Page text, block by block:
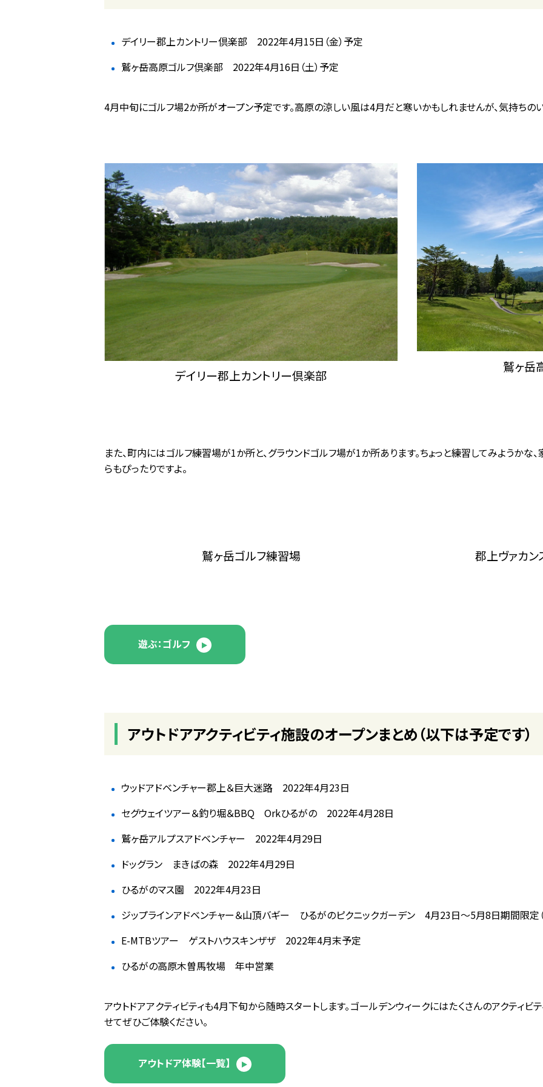
デイリー郡上カントリー倶楽部 2022年4月15日（金）予定
鷲ヶ岳高原ゴルフ倶楽部 2022年4月16日（土）予定
4月中旬にゴルフ場2か所がオープン予定です。高原の涼しい風は4月だと寒いかもしれませんが、気持ちの
デイリー郡上カントリー倶楽部
鷲ヶ岳
また、町内にはゴルフ練習場が1か所と、グラウンドゴルフ場が1か所あります。ちょっと練習してみようかな
らもぴったりですよ。
鷲ヶ岳ゴルフ練習場 郡上ヴァカン
遊ぶ：ゴルフ
アウトドアアクティビティ施設のオープンまとめ（以下は予定です）
ウッドアドベンチャー郡上＆巨大迷路 2022年4月23日
セグウェイツアー＆釣り堀＆BBQ Orkひるがの 2022年4月28日
鷲ヶ岳アルプスアドベンチャー 2022年4月29日
ドッグラン まきばの森 2022年4月29日
ひるがのマス園 2022年4月23日
ジップラインアドベンチャー＆山頂バギー ひるがのピクニックガーデン 4月23日～5月8日期間限定
E-MTBツアー ゲストハウスキンザザ 2022年4月末予定
ひるがの高原木曽馬牧場 年中営業
アウトドアアクティビティも4月下旬から随時スタートします。ゴールデンウィークにはたくさんのアクティビ
せてぜひご体験ください。
アウトドア体験【一覧】